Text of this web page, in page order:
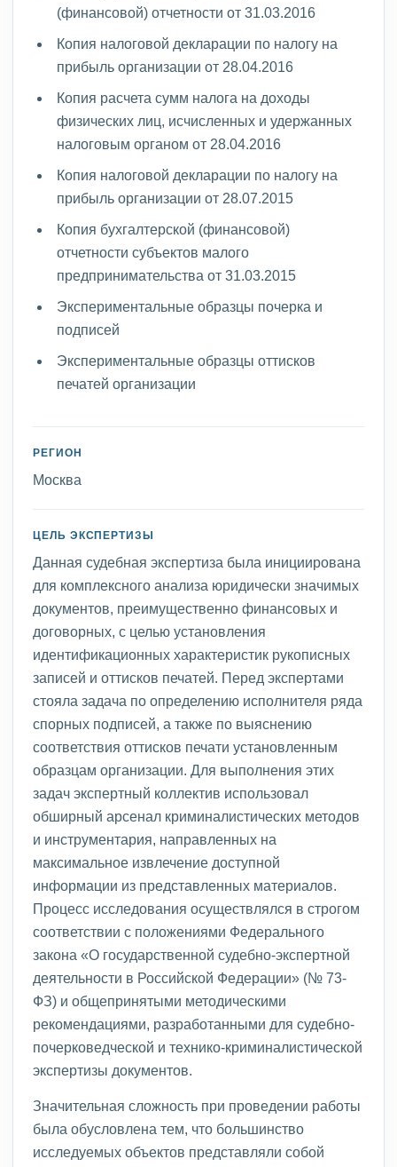
(финансовой) отчетности от 31.03.2016
Копия налоговой декларации по налогу на
прибыль организации от 28.04.2016
Копия расчета сумм налога на доходы
физических лиц, исчисленных и удержанных
налоговым органом от 28.04.2016
Копия налоговой декларации по налогу на
прибыль организации от 28.07.2015
Копия бухгалтерской (финансовой)
отчетности субъектов малого
предпринимательства от 31.03.2015
Экспериментальные образцы почерка и
подписей
Экспериментальные образцы оттисков
печатей организации
РЕГИОН
Москва
ЦЕЛЬ ЭКСПЕРТИЗЫ
Данная судебная экспертиза была инициирована
для комплексного анализа юридически значимых
документов, преимущественно финансовых и
договорных, с целью установления
идентификационных характеристик рукописных
записей и оттисков печатей. Перед экспертами
стояла задача по определению исполнителя ряда
спорных подписей, а также по выяснению
соответствия оттисков печати установленным
образцам организации. Для выполнения этих
задач экспертный коллектив использовал
обширный арсенал криминалистических методов
и инструментария, направленных на
максимальное извлечение доступной
информации из представленных материалов.
Процесс исследования осуществлялся в строгом
соответствии с положениями Федерального
закона «О государственной судебно-экспертной
деятельности в Российской Федерации» (№ 73-
ФЗ) и общепринятыми методическими
рекомендациями, разработанными для судебно-
почерковедческой и технико-криминалистической
экспертизы документов.
Значительная сложность при проведении работы
была обусловлена тем, что большинство
исследуемых объектов представляли собой